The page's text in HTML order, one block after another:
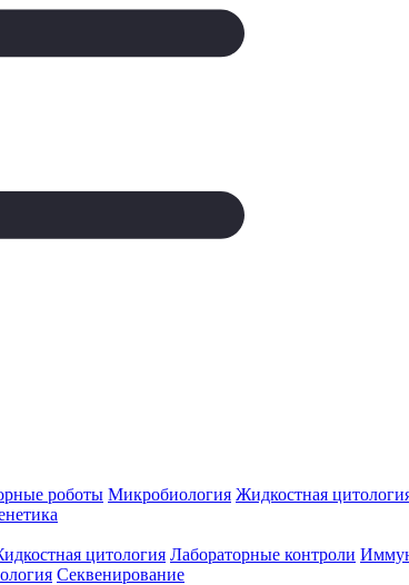
роботы Микробиология Жидкостная
цитология Лабораторные контроли
Секвенирование